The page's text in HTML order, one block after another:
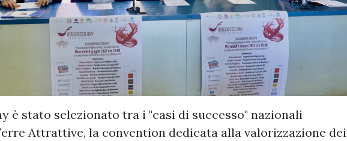
è stato selezionato tra i "casi di successo" nazionali
Attrattive, la convention dedicata alla valorizzazione dei